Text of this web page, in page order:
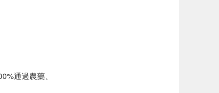
通過農藥、